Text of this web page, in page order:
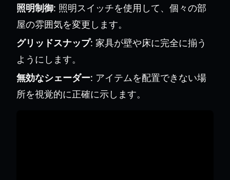
照明制御: 照明スイッチを使用して、個々の部
屋の雰囲気を変更します。
グリッドスナップ: 家具が壁や床に完全に揃う
ようにします。
無効なシェーダー: アイテムを配置できない場
所を視覚的に正確に示します。